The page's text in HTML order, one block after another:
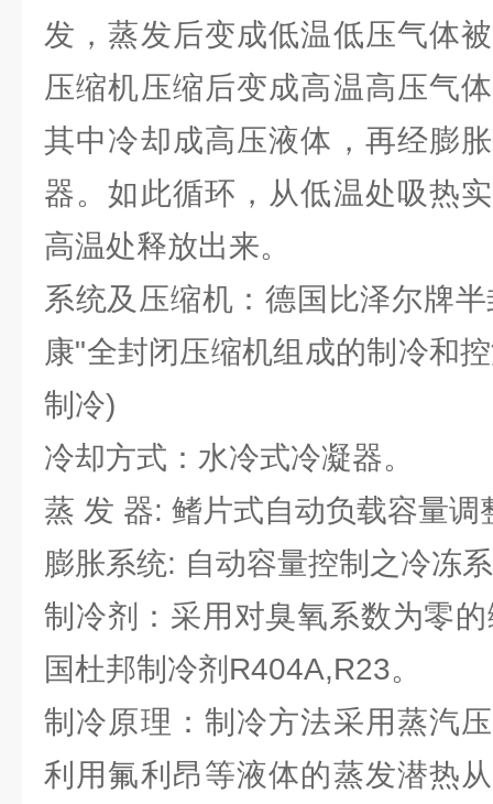
发，蒸发后变成低温低压气体
压缩机压缩后变成高温高压气
其中冷却成高压液体，再经膨
器。如此循环，从低温处吸热
高温处释放出来。
系统及压缩机：德国比泽尔牌
康"全封闭压缩机组成的制冷和
制冷)
冷却方式：水冷式冷凝器。
蒸 发 器: 鳍片式自动负载容量调
膨胀系统: 自动容量控制之冷冻
制冷剂：采用对臭氧系数为零
国杜邦制冷剂R404A,R23。
制冷原理：制冷方法采用蒸汽
利用氟利昂等液体的蒸发潜热